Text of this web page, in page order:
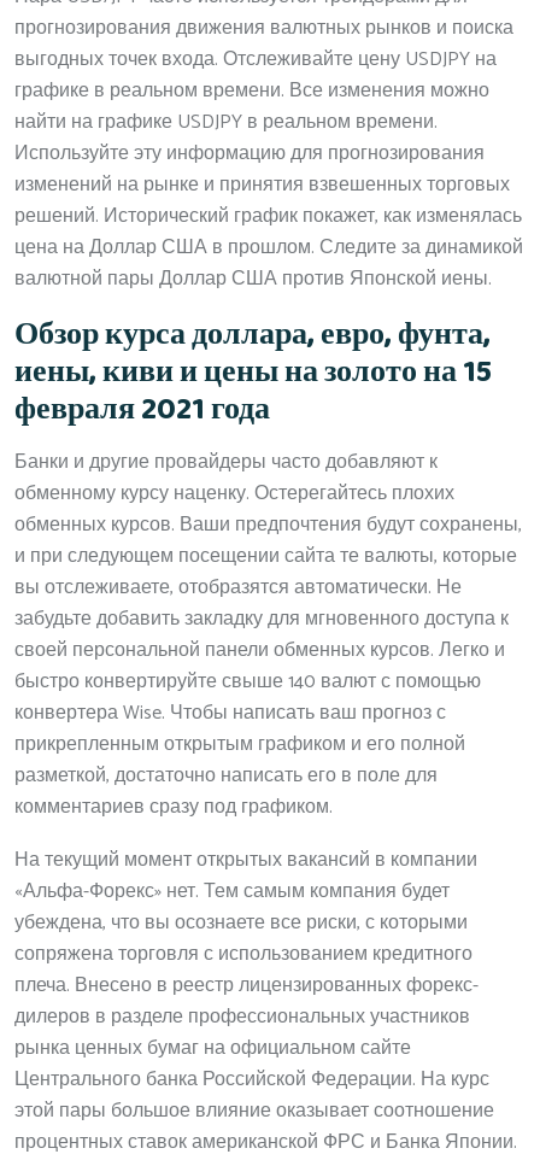
прогнозирования движения валютных рынков и поиска
выгодных точек входа. Отслеживайте цену USDJPY на
графике в реальном времени. Все изменения можно
найти на графике USDJPY в реальном времени.
Используйте эту информацию для прогнозирования
изменений на рынке и принятия взвешенных торговых
решений. Исторический график покажет, как изменялась
цена на Доллар США в прошлом. Следите за динамикой
валютной пары Доллар США против Японской иены.
Обзор курса доллара, евро, фунта,
иены, киви и цены на золото на 15
февраля 2021 года
Банки и другие провайдеры часто добавляют к
обменному курсу наценку. Остерегайтесь плохих
обменных курсов. Ваши предпочтения будут сохранены,
и при следующем посещении сайта те валюты, которые
вы отслеживаете, отобразятся автоматически. Не
забудьте добавить закладку для мгновенного доступа к
своей персональной панели обменных курсов. Легко и
быстро конвертируйте свыше 140 валют с помощью
конвертера Wise. Чтобы написать ваш прогноз с
прикрепленным открытым графиком и его полной
разметкой, достаточно написать его в поле для
комментариев сразу под графиком.
На текущий момент открытых вакансий в компании
«Альфа-Форекс» нет. Тем самым компания будет
убеждена, что вы осознаете все риски, с которыми
сопряжена торговля с использованием кредитного
плеча. Внесено в реестр лицензированных форекс-
дилеров в разделе профессиональных участников
рынка ценных бумаг на официальном сайте
Центрального банка Российской Федерации. На курс
этой пары большое влияние оказывает соотношение
процентных ставок американской ФРС и Банка Японии.